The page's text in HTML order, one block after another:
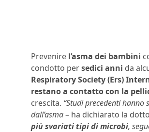
Prevenire l’asma dei bambini
condotto persedici anni da
Respiratory Society (Ers)
restano a contatto con la
crescita. “Studi precedenti hanno
dall’asma– ha dichiarato la
più svariati tipi di microbi,